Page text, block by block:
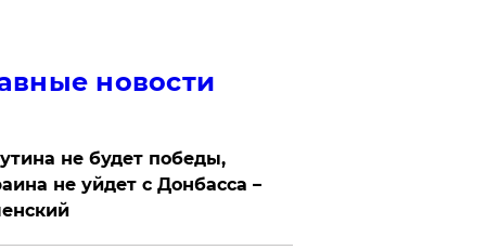
новости
не будет победы,
не уйдет с Донбасса –